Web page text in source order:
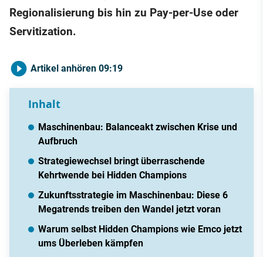
Regionalisierung bis hin zu Pay-per-Use oder
Servitization.
Artikel anhören 09:19
Inhalt
Maschinenbau: Balanceakt zwischen Krise und
Aufbruch
Strategiewechsel bringt überraschende
Kehrtwende bei Hidden Champions
Zukunftsstrategie im Maschinenbau: Diese 6
Megatrends treiben den Wandel jetzt voran
Warum selbst Hidden Champions wie Emco jetzt
ums Überleben kämpfen